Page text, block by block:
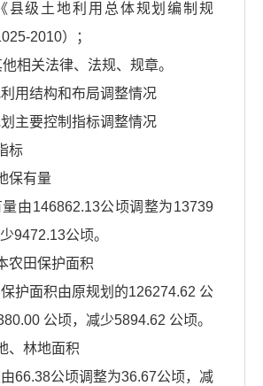
县级土地利用总体规划编制规
2010）；
他相关法律、法规、规章。
用结构和布局调整情况
划主要控制指标调整情况
标
保有量
由146862.13公顷调整为13739
9472.13公顷。
农田保护面积
护面积由原规划的126274.62 公
公顷，减少5894.62 公顷。
、林地面积
66.38公顷调整为36.67公顷，减